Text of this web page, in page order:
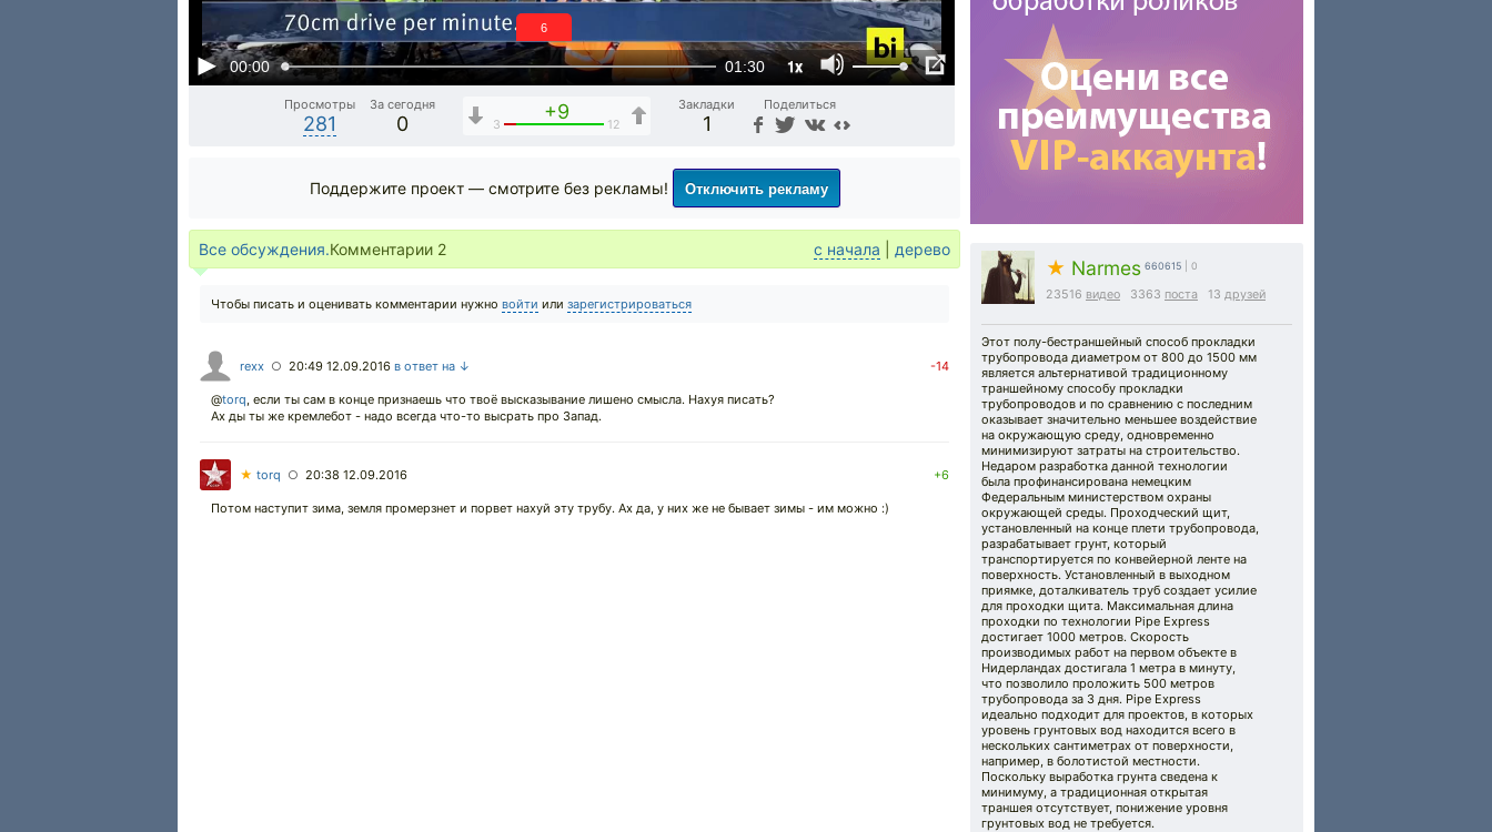
00:00 01:30 1x
6
Просмотры
281
За сегодня
0
+9
3 12
Закладки
1
Поделиться
★ Narmes 660615 | 0
23516 видео 3363 поста 13 друзей
Этот полу-бестраншейный способ прокладки
трубопровода диаметром от 800 до 1500 мм
является альтернативой традиционному
траншейному способу прокладки
трубопроводов и по сравнению с последним
оказывает значительно меньшее воздействие
на окружающую среду, одновременно
минимизируют затраты на строительство.
Недаром разработка данной технологии
была профинансирована немецким
Федеральным министерством охраны
окружающей среды. Проходческий щит,
установленный на конце плети трубопровода,
разрабатывает грунт, который
транспортируется по конвейерной ленте на
поверхность. Установленный в выходном
приямке, доталкиватель труб создает усилие
для проходки щита. Максимальная длина
проходки по технологии Pipe Express
достигает 1000 метров. Скорость
производимых работ на первом объекте в
Нидерландах достигала 1 метра в минуту,
что позволило проложить 500 метров
трубопровода за 3 дня. Pipe Express
идеально подходит для проектов, в которых
уровень грунтовых вод находится всего в
нескольких сантиметрах от поверхности,
например, в болотистой местности.
Поскольку выработка грунта сведена к
минимуму, а традиционная открытая
траншея отсутствует, понижение уровня
грунтовых вод не требуется.
Поддержите проект — смотрите без рекламы! Отключить рекламу
Все обсуждения.Комментарии 2 с начала дерево
Чтобы писать и оценивать комментарии нужно войти или зарегистрироваться
rexx ○ 20:49 12.09.2016 в ответ на ↓ -14
@torq, если ты сам в конце признаешь что твоё высказывание лишено смысла. Нахуя писать?
Ах ды ты же кремлебот - надо всегда что-то высрать про Запад.
★ torq ○ 20:38 12.09.2016 +6
Потом наступит зима, земля промерзнет и порвет нахуй эту трубу. Ах да, у них же не бывает зимы - им можно :)